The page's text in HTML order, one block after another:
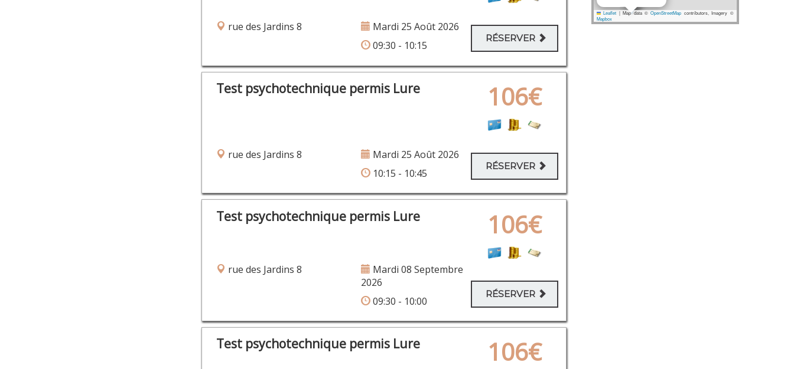
rue des Jardins 8
Mardi 25 Août 2026
09:30 - 10:15
RÉSERVER
Test psychotechnique permis Lure
rue des Jardins 8
Mardi 25 Août 2026
10:15 - 10:45
106€
RÉSERVER
Test psychotechnique permis Lure
rue des Jardins 8
Mardi 08 Septembre
2026
09:30 - 10:00
106€
RÉSERVER
Test psychotechnique permis Lure 106€
Leaflet |Map data ©OpenStreetMap contributors, Imagery ©
Mapbox